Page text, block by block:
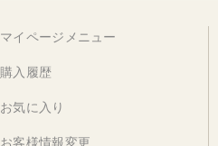
マイページメニュー
購入履歴
お気に入り
お客様情報変更